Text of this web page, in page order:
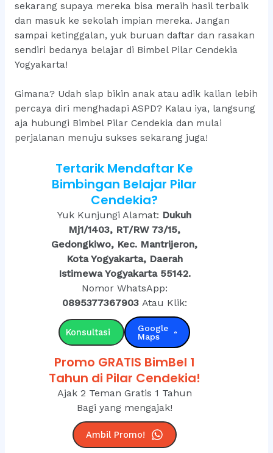
sekarang supaya mereka bisa meraih hasil terbaik
dan masuk ke sekolah impian mereka. Jangan
sampai ketinggalan, yuk buruan daftar dan rasakan
sendiri bedanya belajar di Bimbel Pilar Cendekia
Yogyakarta!
Gimana? Udah siap bikin anak atau adik kalian lebih
percaya diri menghadapi ASPD? Kalau iya, langsung
aja hubungi Bimbel Pilar Cendekia dan mulai
perjalanan menuju sukses sekarang juga!
Tertarik Mendaftar Ke
Bimbingan Belajar Pilar
Cendekia?
Yuk Kunjungi Alamat: Dukuh
Mj1/1403, RT/RW 73/15,
Gedongkiwo, Kec. Mantrijeron,
Kota Yogyakarta, Daerah
Istimewa Yogyakarta 55142.
Nomor WhatsApp:
0895377367903 Atau Klik:
Konsultasi
Google
Maps
Promo GRATIS BimBel 1
Tahun di Pilar Cendekia!
Ajak 2 Teman Gratis 1 Tahun
Bagi yang mengajak!
Ambil Promo!